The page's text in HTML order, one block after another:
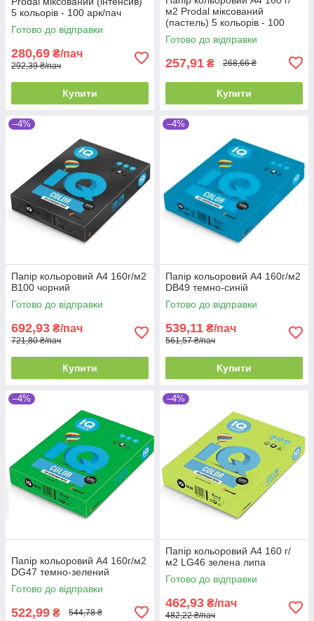
5 кольорів - 100 арк/пач
Готово до відправки
280,69 ₴/пач
292,39 ₴/пач
Купити
м2 Prodal міксований
(пастель) 5 кольорів - 100
арк/пач
Готово до відправки
257,91 ₴ 268,66 ₴
Купити
–4%
Папір кольоровий А4 160г/м2
B100 чорний
Готово до відправки
692,93 ₴/пач
721,80 ₴/пач
Купити
–4%
Папір кольоровий А4 160г/м2
DB49 темно-синій
Готово до відправки
539,11 ₴/пач
561,57 ₴/пач
Купити
–4%
Папір кольоровий А4 160г/м2
DG47 темно-зелений
Готово до відправки
522,99 ₴ 544,78 ₴
–4%
Папір кольоровий А4 160 г/
м2 LG46 зелена липа
Готово до відправки
462,93 ₴/пач
482,22 ₴/пач